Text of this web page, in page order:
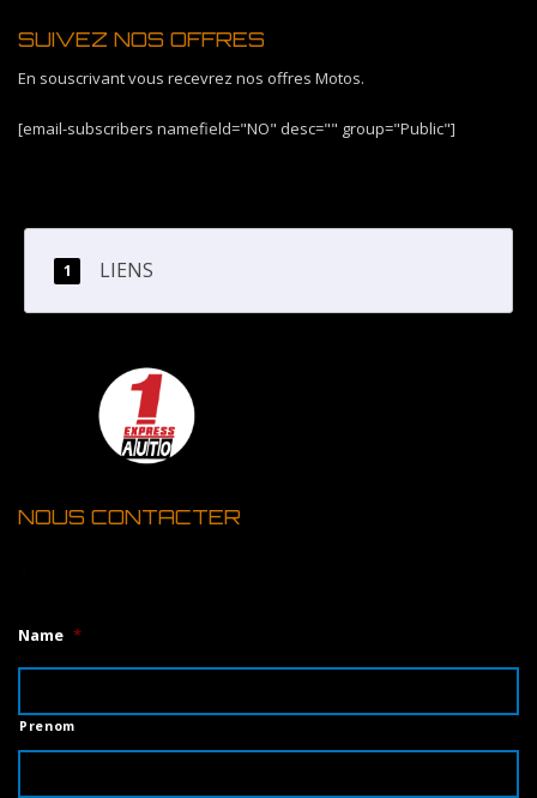
SUIVEZ NOS OFFRES
En souscrivant vous recevrez nos offres Motos.
[email-subscribers namefield="NO" desc="" group="Public"]
LIENS
NOUS CONTACTER
Name *
Prenom